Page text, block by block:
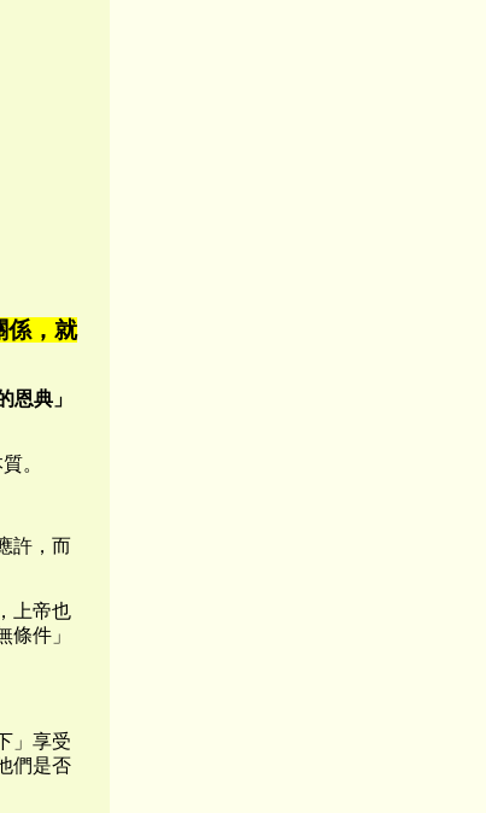
係，就
恩典」
。
許，而
上帝也
件」
」享受
們是否